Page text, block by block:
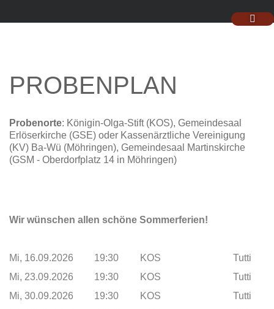
PROBENPLAN
Probenorte: Königin-Olga-Stift (KOS), Gemeindesaal
Erlöserkirche (GSE) oder Kassenärztliche Vereinigung
(KV) Ba-Wü (Möhringen), Gemeindesaal Martinskirche
(GSM - Oberdorfplatz 14 in Möhringen)
Wir wünschen allen schöne Sommerferien!
Mi, 16.09.2026 19:30 KOS
Tutti
Mi, 23.09.2026
19:30 KOS
Tutti
Mi, 30.09.2026
19:30 KOS
Tutti